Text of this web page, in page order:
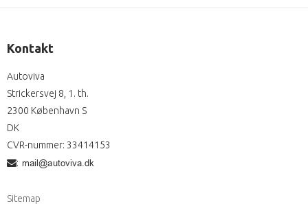
Kontakt
Autoviva
Strickersvej 8, 1. th.
2300 København S
DK
CVR-nummer: 33414153
:
Sitemap